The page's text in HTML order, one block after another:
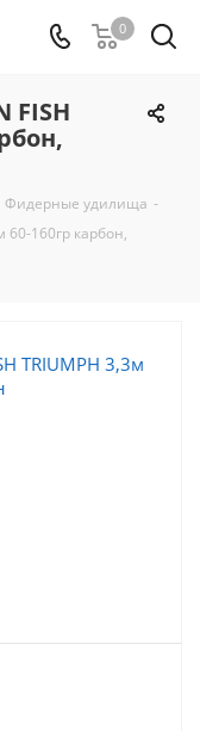
0
FISH
Фидерные удилища -
60-160гр карбон,